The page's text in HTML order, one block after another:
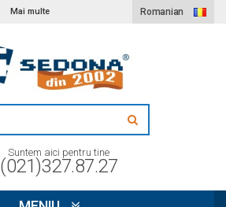
Mai multe Romanian
Suntem aici pentru tine
(021)327.87.27